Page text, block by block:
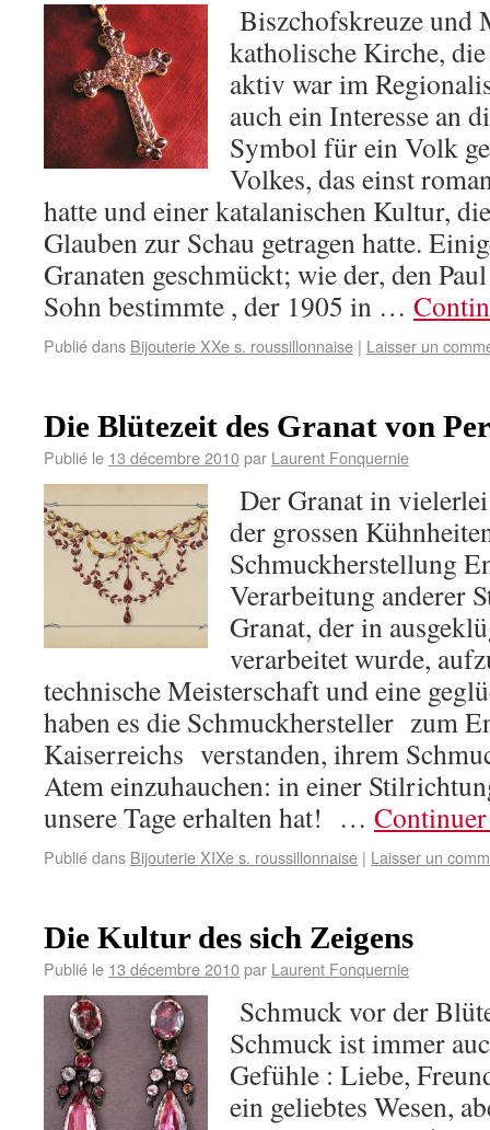
Biszchofskreuze und
katholische Kirche,
aktiv war im
auch ein Interesse an
Symbol für ein Volk
Volkes, das einst
hatte und einer katalanischen Kultur,
Glauben zur Schau getragen hatte.
Granaten geschmückt; wie der, den
Sohn bestimmte , der 1905 in …
Publié dans Bijouterie XXe s. roussillonnaise | Laisser un
Die Blütezeit des Granat von
Publié le 13 décembre 2010par Laurent Fonquernie
Der Granat in
der grossen
Schmuckherstellung
Verarbeitung anderer
Granat, der in
verarbeitet wurde,
technische Meisterschaft und eine
haben es die Schmuckhersteller zum
Kaiserreichs verstanden, ihrem
Atem einzuhauchen: in einer
unsere Tage erhalten hat! …
Publié dans Bijouterie XIXe s. roussillonnaise | Laisser un
Die Kultur des sich Zeigens
Publié le 13 décembre 2010par Laurent Fonquernie
Schmuck vor der
Schmuck ist immer
Gefühle : Liebe,
ein geliebtes Wesen,